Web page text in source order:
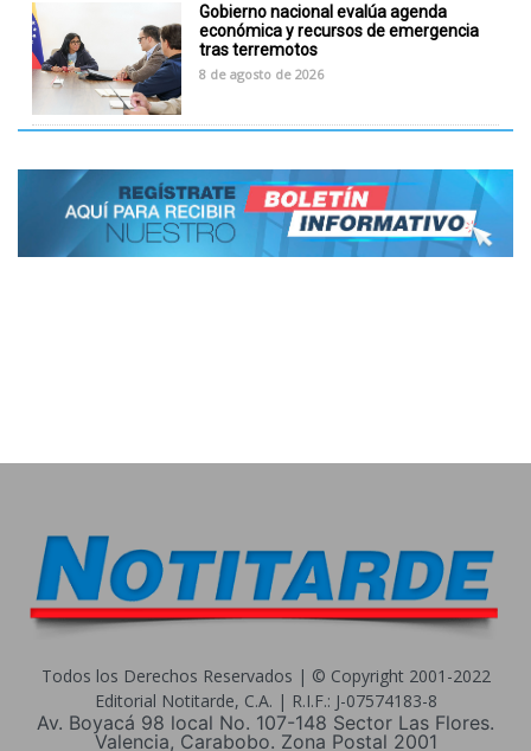
Gobierno nacional evalúa agenda
económica y recursos de emergencia
tras terremotos
8 de agosto de 2026
Todos los Derechos Reservados | © Copyright 2001-2022
Editorial Notitarde, C.A. | R.I.F.: J-07574183-8
Av. Boyacá 98 local No. 107-148 Sector Las Flores.
Valencia, Carabobo. Zona Postal 2001